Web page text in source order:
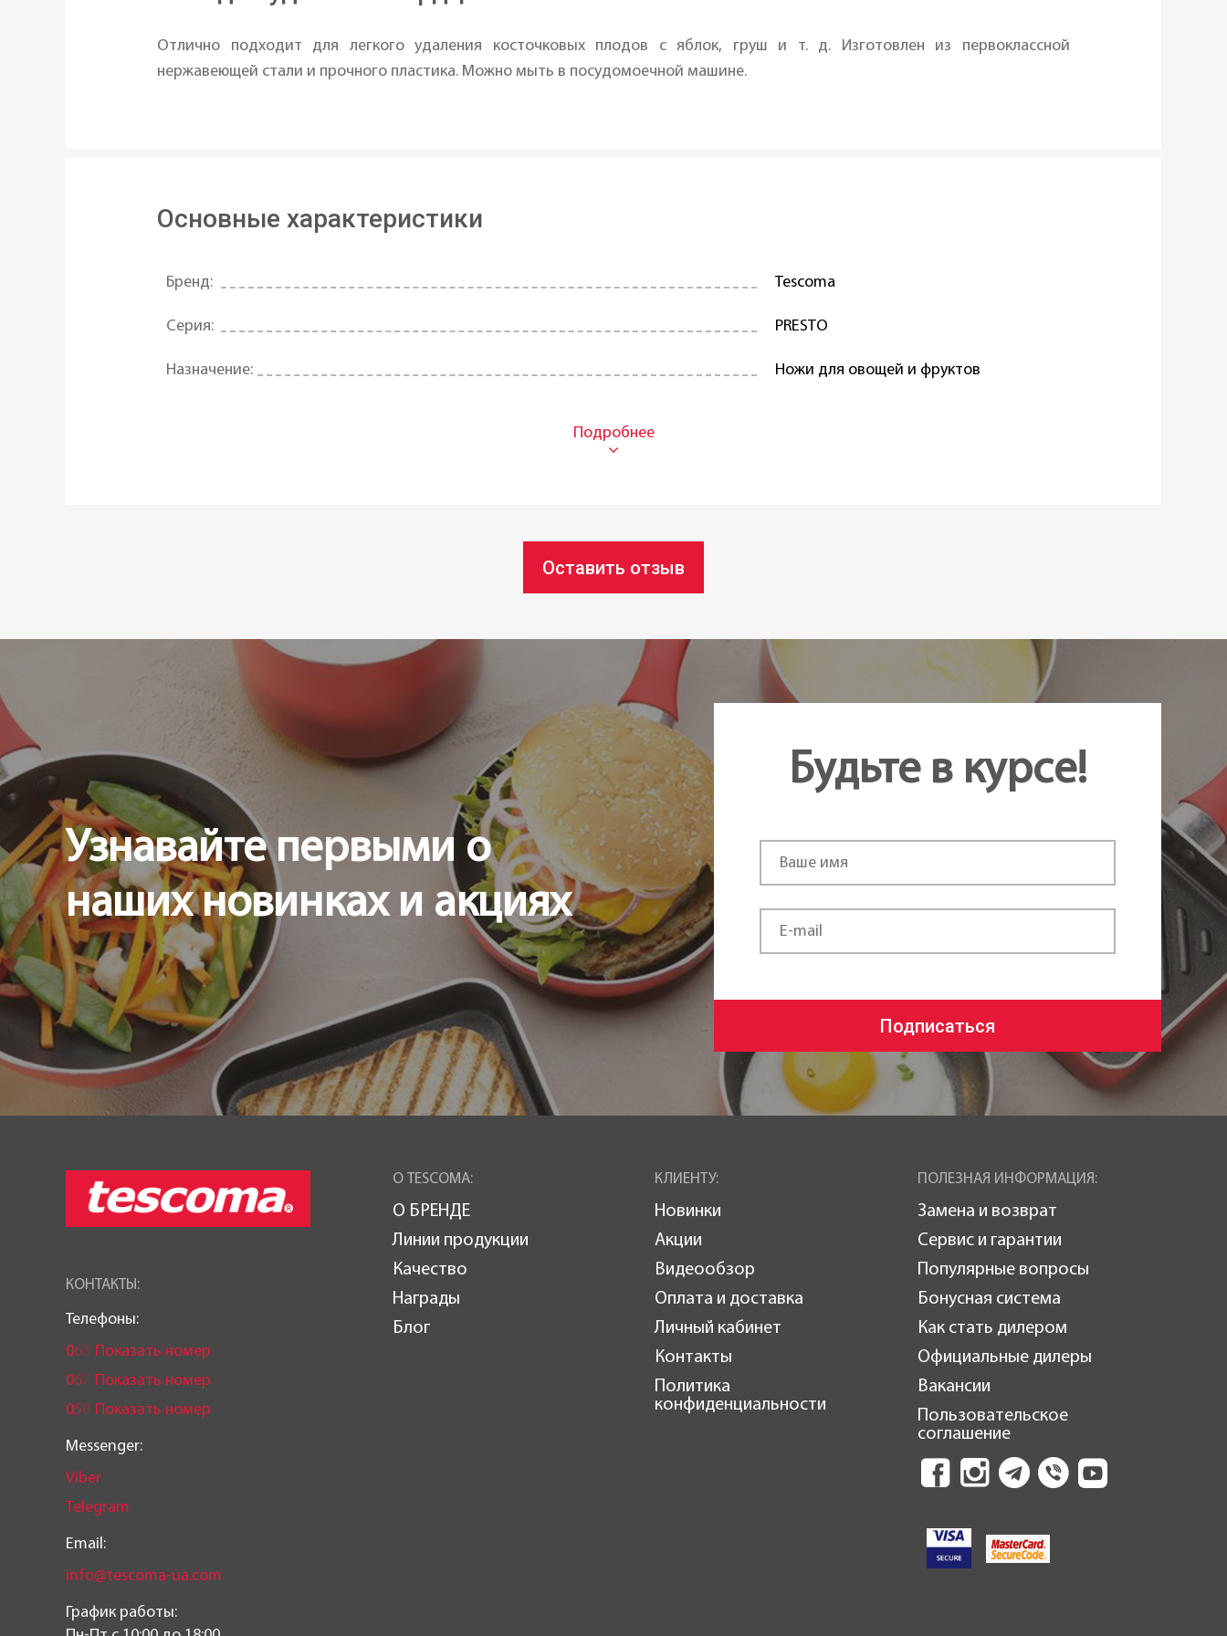
Отлично подходит для легкого удаления косточковых плодов с яблок, груш и т. д. Изготовлен из первоклассной
нержавеющей стали и прочного пластика. Можно мыть в посудомоечной машине.
Основные характеристики
Бренд: Tescoma
Серия: PRESTO
Назначение: Ножи для овощей и фруктов
Оставить отзыв
Узнавайте первыми о
наших новинках и акциях
Будьте в курсе!
Подписаться
КОНТАКТЫ:
Телефоны:
063 Показать номер
067 Показать номер
050 Показать номер
Messenger:
Viber
Telegram
Email:
info@tescoma-ua.com
График работы:
О TESCOMA:
О БРЕНДЕ
Линии продукции
Качество
Награды
Блог
КЛИЕНТУ:
Новинки
Акции
Видеообзор
Оплата и доставка
Личный кабинет
Контакты
Политика
конфиденциальности
ПОЛЕЗНАЯ ИНФОРМАЦИЯ:
Замена и возврат
Сервис и гарантии
Популярные вопросы
Бонусная система
Как стать дилером
Официальные дилеры
Вакансии
Пользовательское
соглашение